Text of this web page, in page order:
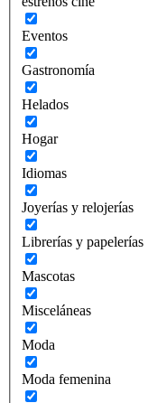
Eventos
Gastronomía
Helados
Hogar
Idiomas
Joyerías y relojerías
Librerías y papelerías
Mascotas
Misceláneas
Moda
Moda femenina